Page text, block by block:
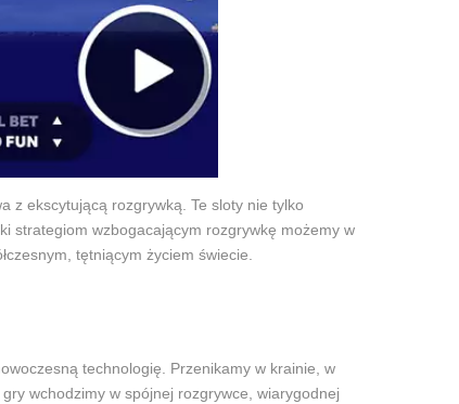
z ekscytującą rozgrywką. Te sloty nie tylko
strategiom wzbogacającym rozgrywkę możemy w
tętniącym życiem świecie.
technologię. Przenikamy w krainie, w
wchodzimy w spójnej rozgrywce, wiarygodnej